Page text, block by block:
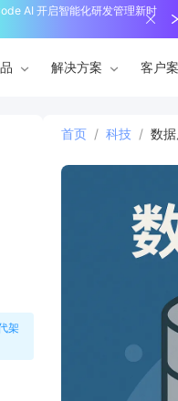
AI 开启智能化研发管理新时
解决方案 客户
架
首页 / 科技 / 数